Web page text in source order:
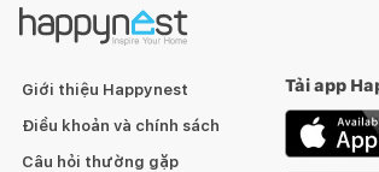
Giới thiệu Happynest
Điều khoản và chính sách
Câu hỏi thường gặp
Tải app